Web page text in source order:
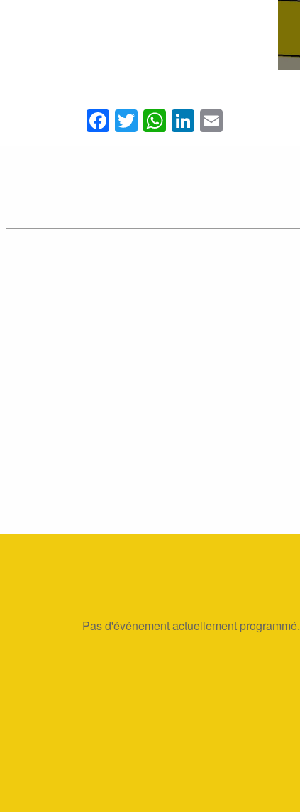
Facebook
Twitter
WhatsApp
LinkedIn
Pas d'événement actuellement programmé.